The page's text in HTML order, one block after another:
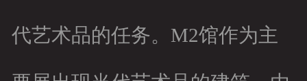
代艺术品的任务。M2馆作为主